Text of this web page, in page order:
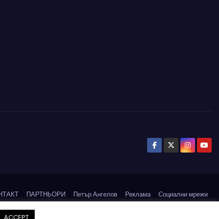
ПАРТНЬОРИ Петър Ангелов Реклама
Социални мрежи